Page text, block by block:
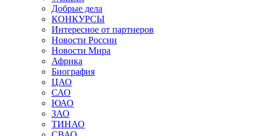
Добрые дела
КОНКУРСЫ
Интересное от партнеров
Новости России
Новости Мира
Африка
Биография
ЦАО
САО
ЮАО
ЗАО
ТИНАО